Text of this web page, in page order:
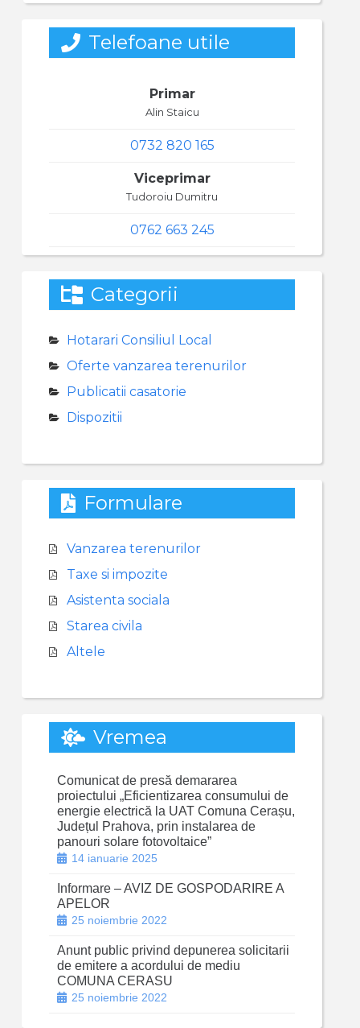
Telefoane utile
Primar
Alin Staicu
0732 820 165
Viceprimar
Tudoroiu Dumitru
0762 663 245
Categorii
Hotarari Consiliul Local
Oferte vanzarea terenurilor
Publicatii casatorie
Dispozitii
Formulare
Vanzarea terenurilor
Taxe si impozite
Asistenta sociala
Starea civila
Altele
Vremea
Comunicat de presă demararea
proiectului „Eficientizarea consumului de
energie electrică la UAT Comuna Cerașu,
Județul Prahova, prin instalarea de
panouri solare fotovoltaice”
14 ianuarie 2025
Informare – AVIZ DE GOSPODARIRE A
APELOR
25 noiembrie 2022
Anunt public privind depunerea solicitarii
de emitere a acordului de mediu
COMUNA CERASU
25 noiembrie 2022